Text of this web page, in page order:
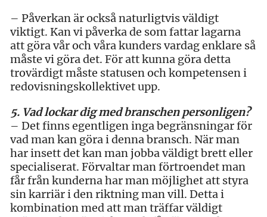
– Påverkan är också naturligtvis väldigt
viktigt. Kan vi påverka de som fattar lagarna
att göra vår och våra kunders vardag enklare så
måste vi göra det. För att kunna göra detta
trovärdigt måste statusen och kompetensen i
redovisningskollektivet upp.
5. Vad lockar dig med branschen personligen?
– Det finns egentligen inga begränsningar för
vad man kan göra i denna bransch. När man
har insett det kan man jobba väldigt brett eller
specialiserat. Förvaltar man förtroendet man
får från kunderna har man möjlighet att styra
sin karriär i den riktning man vill. Detta i
kombination med att man träffar väldigt